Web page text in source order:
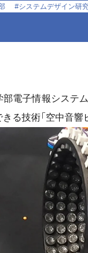
#システムデザイン研
電子情報システ
る技術「空中音響